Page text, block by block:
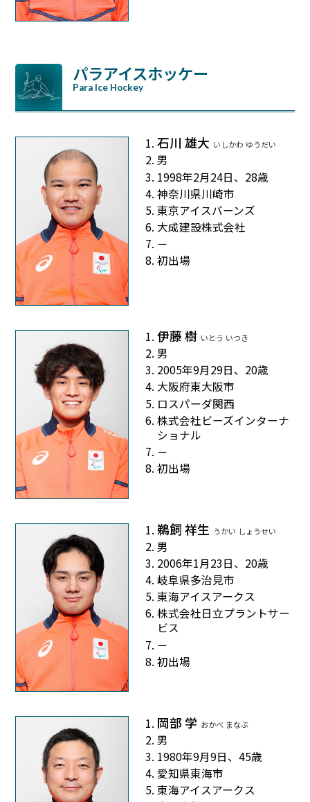
パラアイスホッケー
Para Ice Hockey
石川 雄大 いしかわ ゆうだい
男
1998年2月24日、28歳
神奈川県川崎市
東京アイスバーンズ
大成建設株式会社
－
初出場
伊藤 樹 いとう いつき
男
2005年9月29日、20歳
大阪府東大阪市
ロスパーダ関西
株式会社ビーズインターナ
ショナル
－
初出場
鵜飼 祥生 うかい しょうせい
男
2006年1月23日、20歳
岐阜県多治見市
東海アイスアークス
株式会社日立プラントサー
ビス
－
初出場
岡部 学 おかべ まなぶ
男
1980年9月9日、45歳
愛知県東海市
東海アイスアークス